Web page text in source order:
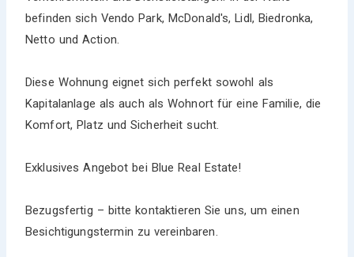
befinden sich Vendo Park, McDonald's, Lidl, Biedronka,
Netto und Action.
Diese Wohnung eignet sich perfekt sowohl als
Kapitalanlage als auch als Wohnort für eine Familie, die
Komfort, Platz und Sicherheit sucht.
Exklusives Angebot bei Blue Real Estate!
Bezugsfertig – bitte kontaktieren Sie uns, um einen
Besichtigungstermin zu vereinbaren.